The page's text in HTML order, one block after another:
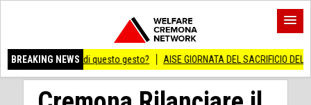
BREAKING NEWS
di questo gesto? AISE GIORNATA DEL SACRIFICIO DEL LAVORO